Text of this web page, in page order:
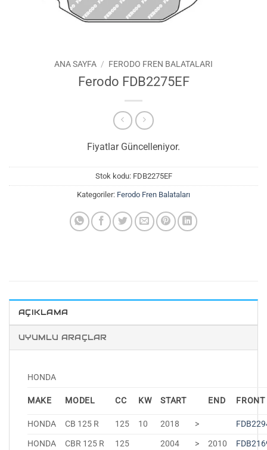
ANA SAYFA / FERODO FREN BALATALARI
Ferodo FDB2275EF
Fiyatlar Güncelleniyor.
Stok kodu: FDB2275EF
Kategoriler: Ferodo Fren Balataları
AÇIKLAMA
UYUMLU ARAÇLAR
HONDA
MAKE MODEL CC KW START END FRONT
HONDA CB 125 R 125 10 2018 >
HONDA
CBR 125 R 125 2004 > 2010